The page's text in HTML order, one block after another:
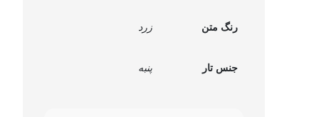
رنگ متن زرد
جنس تار پنبه